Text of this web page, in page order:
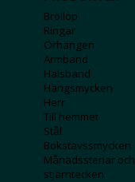
Bröllop
Ringar
Örhängen
Armband
Halsband
Hängsmycken
Herr
Till hemmet
Stål
Bokstavssmycken
Månadsstenar och
stjärntecken